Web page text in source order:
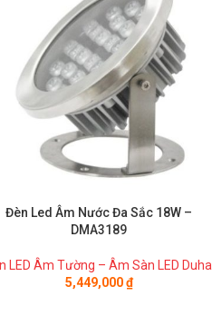
Đèn Led Âm Nước Đa Sắc 18W –
DMA3189
LED Âm Tường – Âm Sàn LED Duhal
5,449,000₫